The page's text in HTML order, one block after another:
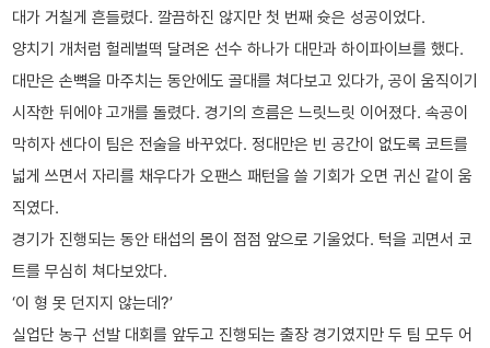
대가 거칠게 흔들렸다. 깔끔하진 않지만 첫 번째 슛은 성공이었다.
양치기 개처럼 헐레벌떡 달려온 선수 하나가 대만과 하이파이브를 했다.
대만은 손뼉을 마주치는 동안에도 골대를 쳐다보고 있다가, 공이 움직이기
시작한 뒤에야 고개를 돌렸다. 경기의 흐름은 느릿느릿 이어졌다. 속공이
막히자 센다이 팀은 전술을 바꾸었다. 정대만은 빈 공간이 없도록 코트를
넓게 쓰면서 자리를 채우다가 오팬스 패턴을 쓸 기회가 오면 귀신 같이 움
직였다.
경기가 진행되는 동안 태섭의 몸이 점점 앞으로 기울었다. 턱을 괴면서 코
트를 무심히 쳐다보았다.
‘이 형 못 던지지 않는데?’
실업단 농구 선발 대회를 앞두고 진행되는 출장 경기였지만 두 팀 모두 어